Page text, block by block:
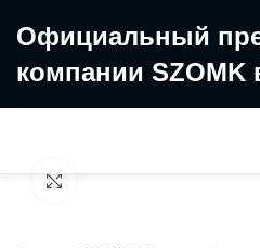
Официальный
компании SZOMK